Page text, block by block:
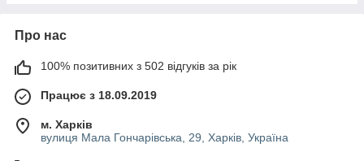
Про нас
100% позитивних з 502 відгуків за рік
Працює з 18.09.2019
м. Харків
вулиця Мала Гончарівська, 29, Харків, Україна